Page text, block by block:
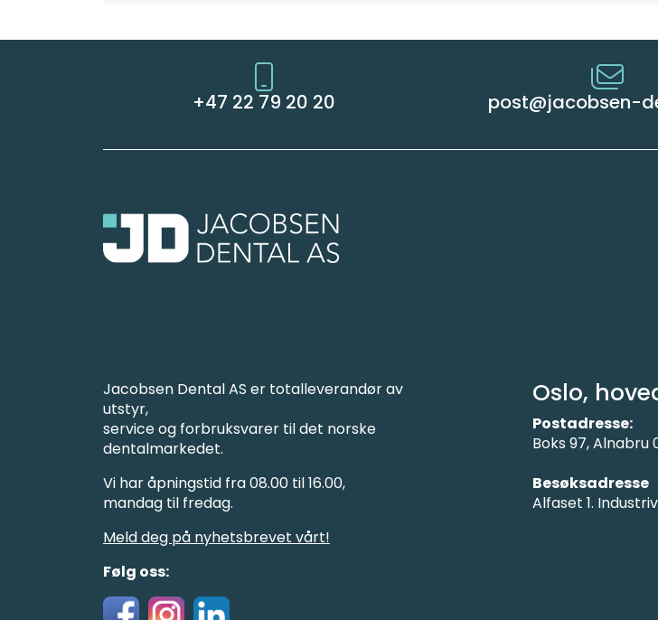
+47 22 79 20 20 post@jacobsen-
Jacobsen Dental AS er totalleverandør av
utstyr,
service og forbruksvarer til det norske
dentalmarkedet.
Vi har åpningstid fra 08.00 til 16.00,
mandag til fredag.
Meld deg på nyhetsbrevet vårt!
Følg oss:
Oslo,
Postadresse:
Boks 97, Alnabru
Besøksadresse
Alfaset 1.